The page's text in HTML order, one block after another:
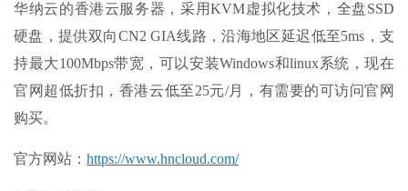
华纳云的香港云服务器，采用KVM虚拟化技术，全盘SSD
硬盘，提供双向CN2 GIA线路，沿海地区延迟低至5ms，支
持最大100Mbps带宽，可以安装Windows和linux系统，现在
官网超低折扣，香港云低至25元/月，有需要的可访问官网
购买。
官方网站： https://www.hncloud.com/